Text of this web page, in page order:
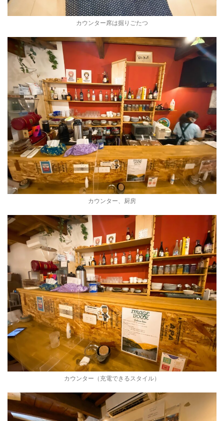
カウンター席は掘りごたつ
カウンター、厨房
カウンター（充電できるスタイル）